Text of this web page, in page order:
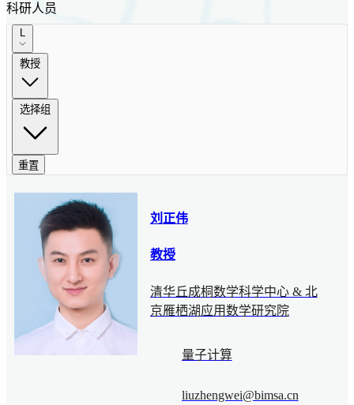
科研人员
L
教授
选择组
重置
刘正伟
教授
清华丘成桐数学科学中心 & 北
京雁栖湖应用数学研究院
量子计算
liuzhengwei@bimsa.cn